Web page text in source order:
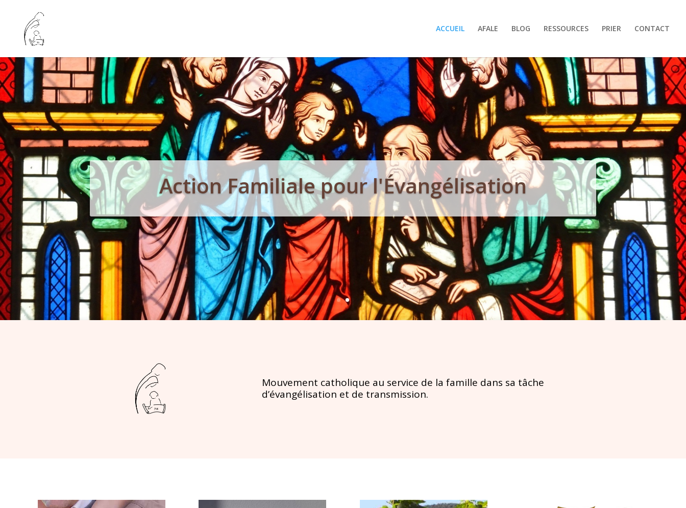
ACCUEIL AFALE BLOG RESSOURCES PRIER CONTACT
Action Familiale pour l'Évangélisation
Mouvement catholique au service de la famille dans sa tâche
d’évangélisation et de transmission.